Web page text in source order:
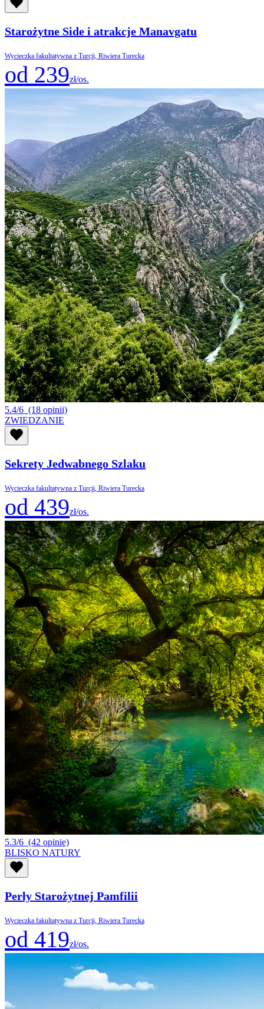
Starożytne Side i atrakcje Manavgatu
Wycieczka fakultatywna z Turcji, Riwiera Turecka
od 239zł/os.
5.4/6 (18 opinii)
ZWIEDZANIE
Sekrety Jedwabnego Szlaku
Wycieczka fakultatywna z Turcji, Riwiera Turecka
od 439zł/os.
5.3/6 (42 opinie)
BLISKO NATURY
Perły Starożytnej Pamfilii
Wycieczka fakultatywna z Turcji, Riwiera Turecka
od 419zł/os.